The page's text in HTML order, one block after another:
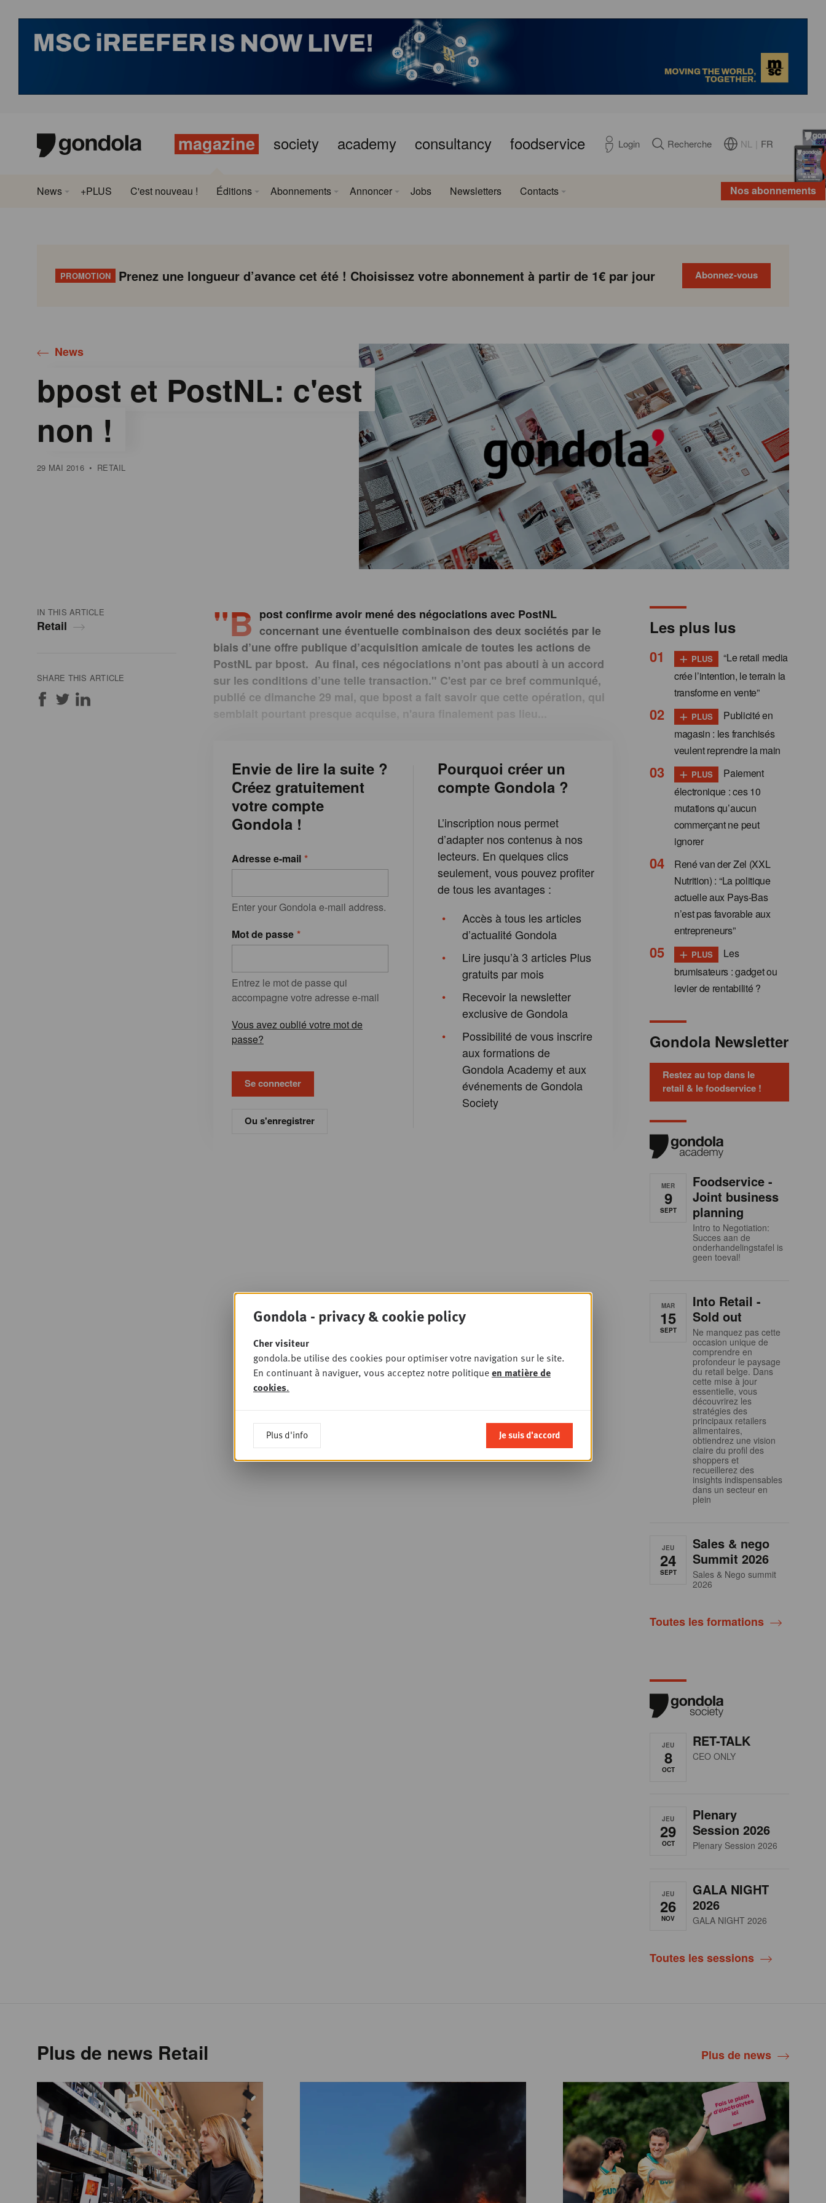
magazine society academy consultancy foodservice Login Recherche NL FR
Nos abonnements
News +PLUS C'est nouveau ! Éditions Abonnements Annoncer Jobs Newsletters Contacts
PROMOTION Prenez une longueur d’avance cet été ! Choisissez votre abonnement à partir de 1€ par jour Abonnez-vous
News
bpost et PostNL: c'est
non !
29 MAI 2016 • RETAIL
IN THIS ARTICLE
Retail
SHARE THIS ARTICLE
"b post confirme avoir mené des négociations avec PostNL
concernant une éventuelle combinaison des deux sociétés par le
biais d’une offre publique d’acquisition amicale de toutes les actions de
PostNL par bpost. Au final, ces négociations n’ont pas abouti à un accord
sur les conditions d’une telle transaction." C'est par ce bref communiqué,
publié ce dimanche 29 mai, que bpost a fait savoir que cette opération, qui
semblait pourtant presque acquise, n'aura finalement pas lieu...
Envie de lire la suite ?
Créez gratuitement
votre compte
Gondola !
Adresse e-mail
Enter your Gondola e-mail address.
Mot de passe
Entrez le mot de passe qui
accompagne votre adresse e-mail
Vous avez oublié votre mot de
passe?
Ou s'enregistrer
Pourquoi créer un
compte Gondola ?
L’inscription nous permet
d’adapter nos contenus à nos
lecteurs. En quelques clics
seulement, vous pouvez profiter
de tous les avantages :
Accès à tous les articles
d’actualité Gondola
Lire jusqu’à 3 articles Plus
gratuits par mois
Recevoir la newsletter
exclusive de Gondola
Possibilité de vous inscrire
aux formations de
Gondola Academy et aux
événements de Gondola
Society
Les plus lus
+ PLUS
“Le retail media
crée l’intention, le terrain la
transforme en vente”
+ PLUS
Publicité en
magasin : les franchisés
veulent reprendre la main
+ PLUS
Paiement
électronique : ces 10
mutations qu’aucun
commerçant ne peut
ignorer
René van der Zel (XXL
Nutrition) : “La politique
actuelle aux Pays-Bas
n’est pas favorable aux
entrepreneurs”
+ PLUS
Les
brumisateurs : gadget ou
levier de rentabilité ?
Gondola Newsletter
Restez au top dans le
retail & le foodservice !
MER
9
SEPT
Foodservice -
Joint business
planning
Intro to Negotiation:
Succes aan de
onderhandelingstafel is
geen toeval!
MAR
15
SEPT
Into Retail -
Sold out
Ne manquez pas cette
occasion unique de
comprendre en
profondeur le paysage
du retail belge. Dans
cette mise à jour
essentielle, vous
découvrirez les
stratégies des
principaux retailers
alimentaires,
obtiendrez une vision
claire du profil des
shoppers et
recueillerez des
insights indispensables
dans un secteur en
plein
JEU
24
SEPT
Sales & nego
Summit 2026
Sales & Nego summit
2026
Toutes les formations
JEU
8
OCT
RET-TALK
CEO ONLY
JEU
29
OCT
Plenary
Session 2026
Plenary Session 2026
JEU
26
NOV
GALA NIGHT
2026
GALA NIGHT 2026
Toutes les sessions
Plus de news Retail Plus de news
Gondola - privacy & cookie policy
Cher visiteur
gondola.be utilise des cookies pour optimiser votre navigation sur le site.
En continuant à naviguer, vous acceptez notre politiqueen matière de
cookies.
Plus d'info Je suis d'accord